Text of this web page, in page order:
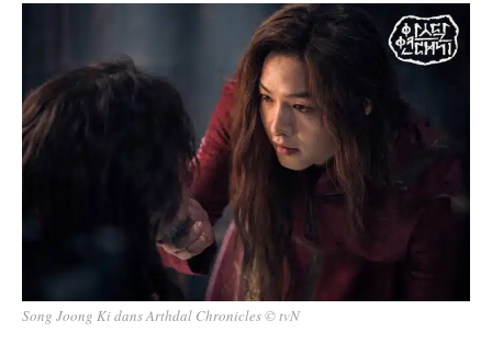
Song Joong Ki dans Arthdal Chronicles © tvN